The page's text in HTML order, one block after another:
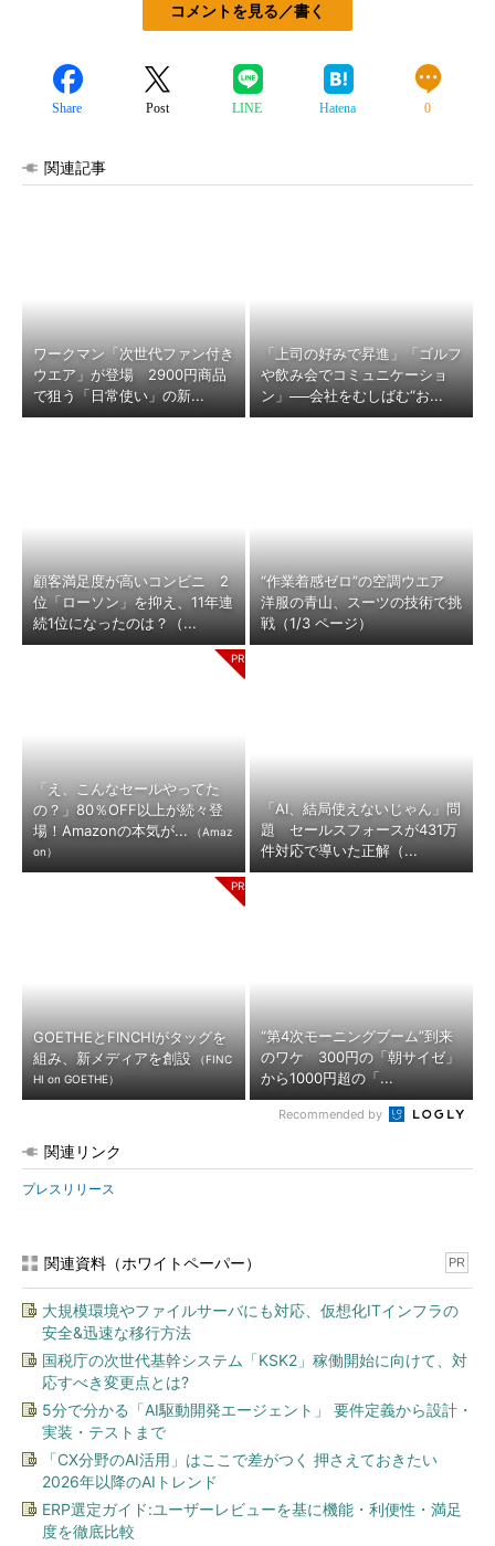
コメントを見る／書く
Share Post LINE Hatena 0
関連記事
ワークマン「次世代ファン付き
ウエア」が登場 2900円商品
で狙う「日常使い」の新...
「上司の好みで昇進」「ゴルフ
や飲み会でコミュニケーショ
ン」──会社をむしばむ“お...
顧客満足度が高いコンビニ 2
位「ローソン」を抑え、11年連
続1位になったのは？（...
“作業着感ゼロ”の空調ウエア
洋服の青山、スーツの技術で挑
戦（1/3 ページ）
「え、こんなセールやってた
の？」80％OFF以上が続々登
場！Amazonの本気が...
（Amaz
on）
「AI、結局使えないじゃん」問
題 セールスフォースが431万
件対応で導いた正解（...
GOETHEとFINCHIがタッグを
組み、新メディアを創設
（FINC
HI on GOETHE）
“第4次モーニングブーム”到来
のワケ 300円の「朝サイゼ」
から1000円超の「...
Recommended by
関連リンク
プレスリリース
関連資料（ホワイトペーパー） PR
大規模環境やファイルサーバにも対応、仮想化ITインフラの
安全&迅速な移行方法
国税庁の次世代基幹システム「KSK2」稼働開始に向けて、対
応すべき変更点とは?
5分で分かる「AI駆動開発エージェント」 要件定義から設計・
実装・テストまで
「CX分野のAI活用」はここで差がつく 押さえておきたい
2026年以降のAIトレンド
ERP選定ガイド:ユーザーレビューを基に機能・利便性・満足
度を徹底比較